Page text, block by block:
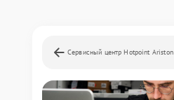
Сервисный центр Hotpoint Ariston